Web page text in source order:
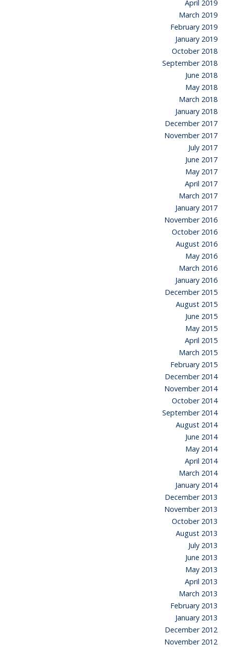
April 2019
March 2019
February 2019
January 2019
October 2018
September 2018
June 2018
May 2018
March 2018
January 2018
December 2017
November 2017
July 2017
June 2017
May 2017
April 2017
March 2017
January 2017
November 2016
October 2016
August 2016
May 2016
March 2016
January 2016
December 2015
August 2015
June 2015
May 2015
April 2015
March 2015
February 2015
December 2014
November 2014
October 2014
September 2014
August 2014
June 2014
May 2014
April 2014
March 2014
January 2014
December 2013
November 2013
October 2013
August 2013
July 2013
June 2013
May 2013
April 2013
March 2013
February 2013
January 2013
December 2012
November 2012